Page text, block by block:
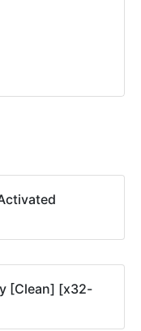
[Clean] [x32-